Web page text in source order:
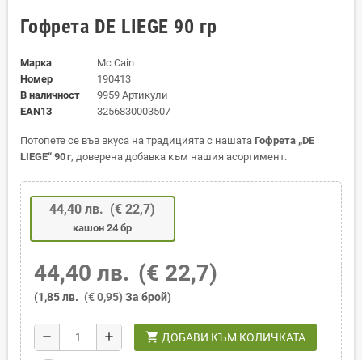
Гофрета DE LIEGE 90 гр
Марка
Mc Cain
Номер
190413
В наличност
9959 Артикули
EAN13
3256830003507
Потопете се във вкуса на традицията с нашата Гофрета „DE
LIEGE“ 90 г, доверена добавка към нашия асортимент.
44,40 лв. (€ 22,7)
кашон 24 бр
44,40 лв. (€ 22,7)
(1,85 лв. (€ 0,95) За брой)
remove add shopping_cart ДОБАВИ КЪМ КОЛИЧКАТА